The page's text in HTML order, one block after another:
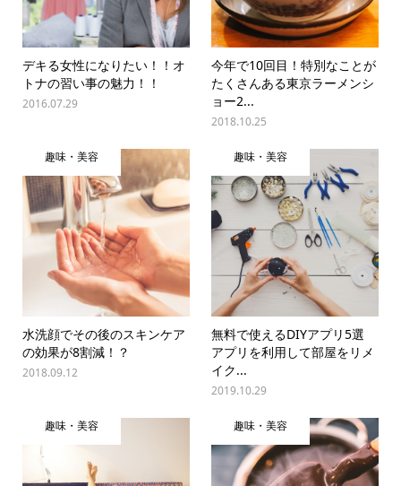
デキる女性になりたい！！オ
トナの習い事の魅力！！
2016.07.29
今年で10回目！特別なことが
たくさんある東京ラーメンシ
ョー2...
2018.10.25
趣味・美容
水洗顔でその後のスキンケア
の効果が8割減！？
2018.09.12
趣味・美容
無料で使えるDIYアプリ5選
アプリを利用して部屋をリメ
イク...
2019.10.29
趣味・美容 趣味・美容